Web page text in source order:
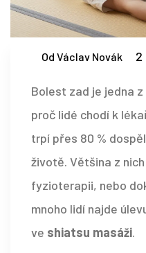
Od Václav Novák 2
Bolest zad je jedna
proč lidé chodí k
trpí přes 80 %
životě. Většina z
fyzioterapii, nebo
mnoho lidí najde
ve shiatsu masáži.